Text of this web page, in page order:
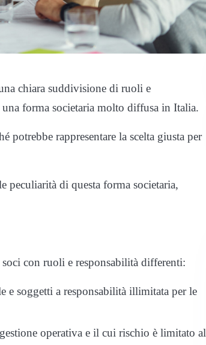
chiara suddivisione di ruoli e
forma societaria molto diffusa in Italia.
potrebbe rappresentare la scelta giusta per
peculiarità di questa forma societaria,
con ruoli e responsabilità differenti:
e soggetti a responsabilità illimitata per le
operativa e il cui rischio è limitato al